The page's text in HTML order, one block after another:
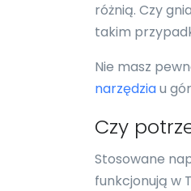
różnią. Czy
takim
Nie masz
narzędziau
Czy
Stosowane
funkcjonują w